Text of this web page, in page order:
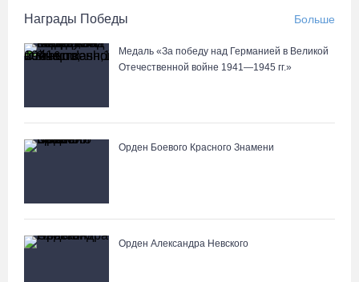
Награды Победы Больше
Медаль «За победу над Германией в Великой
Отечественной войне 1941—1945 гг.»
Орден Боевого Красного Знамени
Орден Александра Невского